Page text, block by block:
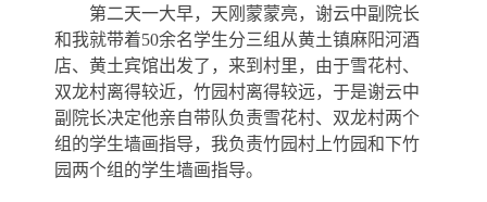
第二天一大早，天刚蒙蒙亮，谢云中副院长
和我就带着50余名学生分三组从黄土镇麻阳河酒
店、黄土宾馆出发了，来到村里，由于雪花村、
双龙村离得较近，竹园村离得较远，于是谢云中
副院长决定他亲自带队负责雪花村、双龙村两个
组的学生墙画指导，我负责竹园村上竹园和下竹
园两个组的学生墙画指导。